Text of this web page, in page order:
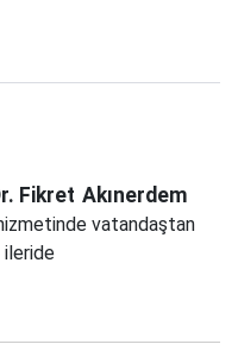
Fikret Akınerdem
vatandaştan
ileride